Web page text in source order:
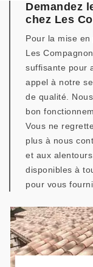
Demandez
chez Les
Pour la mise
Les
suffisante pour
appel à notre
de qualité.
bon
Vous ne
plus à nous
et aux
disponibles à
pour vous